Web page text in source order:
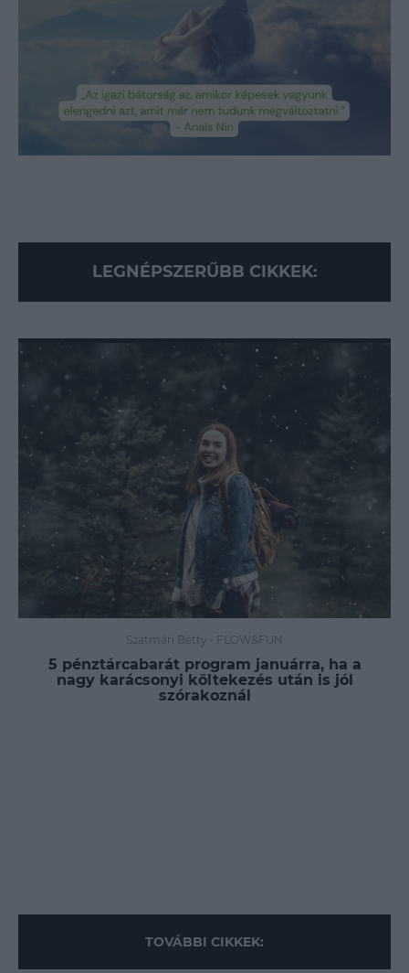
LEGNÉPSZERŰBB CIKKEK:
Szatmári Betty - FLOW&FUN
5 pénztárcabarát program januárra, ha a
nagy karácsonyi költekezés után is jól
szórakoznál
TOVÁBBI CIKKEK: